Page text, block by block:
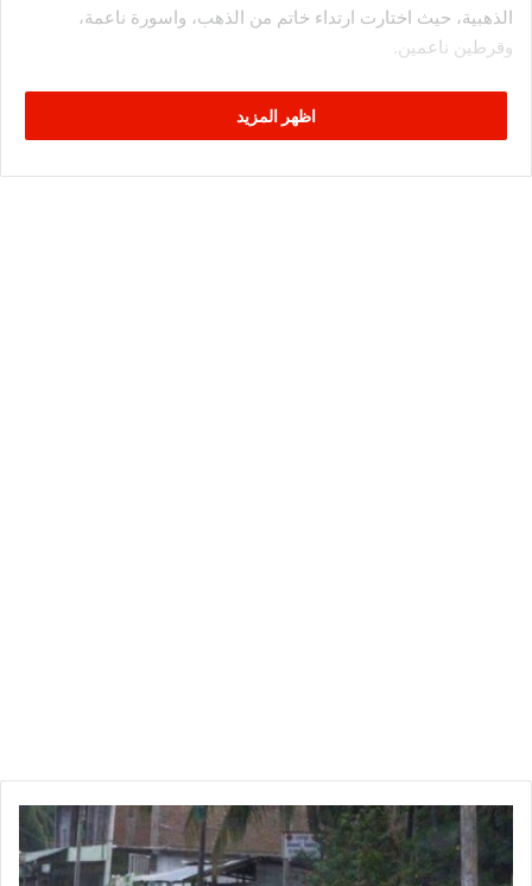
الذهبية، حيث اختارت ارتداء خاتم من الذهب، واسورة ناعمة،
وقرطين ناعمين.
وإليكم الصور التي تبرز تفاصيل إطلالتها.
اظهر المزيد
ر
س
م